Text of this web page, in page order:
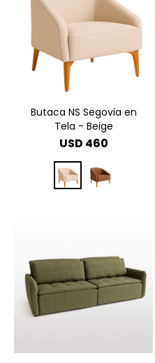
Butaca NS Segovia en
Tela - Beige
USD 460